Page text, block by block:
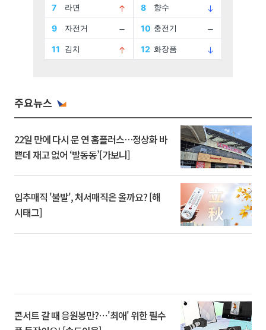
주요뉴스
22일 만에 다시 문 연 홈플러스…정상화 바
쁜데 재고 없어 ‘발동동’[가보니]
입추매직 '불발', 처서매직은 올까요? [해
시태그]
콘서트 갈 때 응원봉만?⋯'최애' 위한 필수